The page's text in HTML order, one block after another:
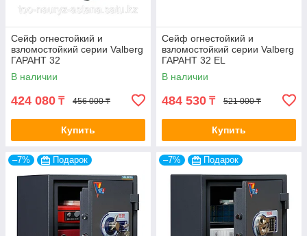
Сейф огнестойкий и
взломостойкий серии Valberg
ГАРАНТ 32
В наличии
424 080 ₸ 456 000 ₸
Купить
Сейф огнестойкий и
взломостойкий серии Valberg
ГАРАНТ 32 EL
В наличии
484 530 ₸ 521 000 ₸
Купить
–7% Подарок –7% Подарок